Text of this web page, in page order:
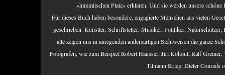
»himmlischen Platz« erklären. Und sie werden unsere
Für dieses Buch haben besondere, engagierte Menschen aus vielen
geschrieben. Künstler, Schriftsteller, Musiker, Politiker,
alle zeigen uns in anregenden andersartigen Sichtweisen die ganze
Fotografen, wie zum Beispiel Robert Häusser, Jiri Kohout, Ralf
Tilmann Krieg, Dieter Conrads